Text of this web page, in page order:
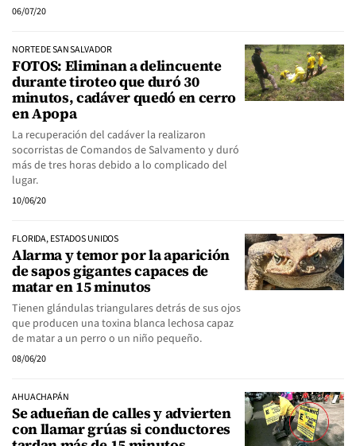
06/07/20
NORTE DE SAN SALVADOR
FOTOS: Eliminan a delincuente
durante tiroteo que duró 30
minutos, cadáver quedó en cerro
en Apopa
La recuperación del cadáver la realizaron
socorristas de Comandos de Salvamento y duró
más de tres horas debido a lo complicado del
lugar.
10/06/20
FLORIDA, ESTADOS UNIDOS
Alarma y temor por la aparición
de sapos gigantes capaces de
matar en 15 minutos
Tienen glándulas triangulares detrás de sus ojos
que producen una toxina blanca lechosa capaz
de matar a un perro o un niño pequeño.
08/06/20
AHUACHAPÁN
Se adueñan de calles y advierten
con llamar grúas si conductores